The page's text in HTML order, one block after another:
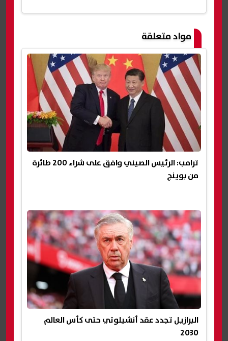
مواد متعلقة
ترامب: الرئيس الصيني وافق على شراء 200 طائرة
من بوينج
البرازيل تجدد عقد أنشيلوتي حتى كأس العالم
2030